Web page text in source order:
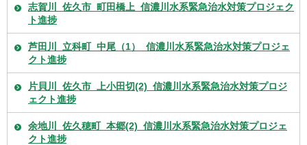
志賀川_佐久市_町田橋上_信濃川水系緊急治水対策プロジェク
ト進捗
芦田川_立科町_中尾（1）_信濃川水系緊急治水対策プロジェ
クト進捗
片貝川_佐久市_上小田切(2)_信濃川水系緊急治水対策プロジ
ェクト進捗
余地川_佐久穂町_本郷(2)_信濃川水系緊急治水対策プロジェ
クト進捗